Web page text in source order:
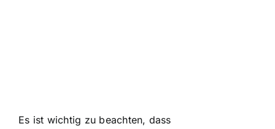
Es ist wichtig zu beachten, dass